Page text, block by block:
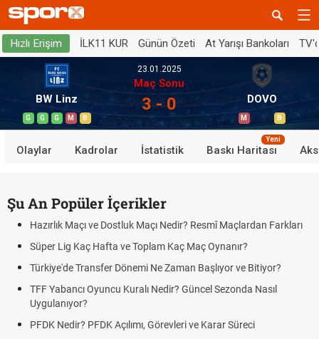
Hızlı Erişim İLK11 KUR Günün Özeti At Yarışı Bankoları
BW Linz
G G G M B
23.01.2025
Maç Sonu
3 - 0 DOVO
M B
Olaylar Kadrolar İstatistik Baskı Haritası
Yeni
Şu An Popüler İçerikler
Hazırlık Maçı ve Dostluk Maçı Nedir? Resmî Maçlardan Farkları
Süper Lig Kaç Hafta ve Toplam Kaç Maç Oynanır?
Türkiye'de Transfer Dönemi Ne Zaman Başlıyor ve Bitiyor?
TFF Yabancı Oyuncu Kuralı Nedir? Güncel Sezonda Nasıl
Uygulanıyor?
PFDK Nedir? PFDK Açılımı, Görevleri ve Karar Süreci